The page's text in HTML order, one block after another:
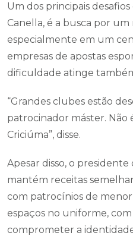
Um dos principais
Canella, é a busca por
especialmente em um
empresas de apostas
dificuldade atinge
“Grandes clubes estão
patrocinador máster. Não
Criciúma”, disse.
Apesar disso, o
mantém receitas
com patrocínios de
espaços no uniforme,
comprometer a